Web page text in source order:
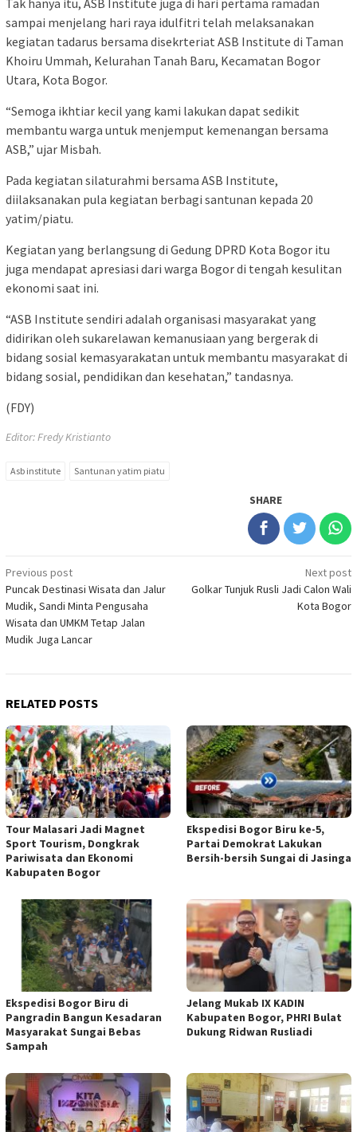
Tak hanya itu, ASB Institute juga di hari pertama ramadan
sampai menjelang hari raya idulfitri telah melaksanakan
kegiatan tadarus bersama disekrteriat ASB Institute di Taman
Khoiru Ummah, Kelurahan Tanah Baru, Kecamatan Bogor
Utara, Kota Bogor.
“Semoga ikhtiar kecil yang kami lakukan dapat sedikit
membantu warga untuk menjemput kemenangan bersama
ASB,” ujar Misbah.
Pada kegiatan silaturahmi bersama ASB Institute,
diilaksanakan pula kegiatan berbagi santunan kepada 20
yatim/piatu.
Kegiatan yang berlangsung di Gedung DPRD Kota Bogor itu
juga mendapat apresiasi dari warga Bogor di tengah kesulitan
ekonomi saat ini.
“ASB Institute sendiri adalah organisasi masyarakat yang
didirikan oleh sukarelawan kemanusiaan yang bergerak di
bidang sosial kemasyarakatan untuk membantu masyarakat di
bidang sosial, pendidikan dan kesehatan,” tandasnya.
(FDY)
Editor: Fredy Kristianto
Asb institute Santunan yatim piatu
SHARE
Post
navigation
Previous post
Puncak Destinasi Wisata dan Jalur
Mudik, Sandi Minta Pengusaha
Wisata dan UMKM Tetap Jalan
Mudik Juga Lancar
Next post
Golkar Tunjuk Rusli Jadi Calon Wali
Kota Bogor
RELATED POSTS
Tour Malasari Jadi Magnet
Sport Tourism, Dongkrak
Pariwisata dan Ekonomi
Kabupaten Bogor
Ekspedisi Bogor Biru ke-5,
Partai Demokrat Lakukan
Bersih-bersih Sungai di Jasinga
Ekspedisi Bogor Biru di
Pangradin Bangun Kesadaran
Masyarakat Sungai Bebas
Sampah
Jelang Mukab IX KADIN
Kabupaten Bogor, PHRI Bulat
Dukung Ridwan Rusliadi